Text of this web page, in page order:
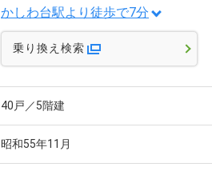
かしわ台駅より徒歩で7分
乗り換え検索
40戸／5階建
昭和55年11月